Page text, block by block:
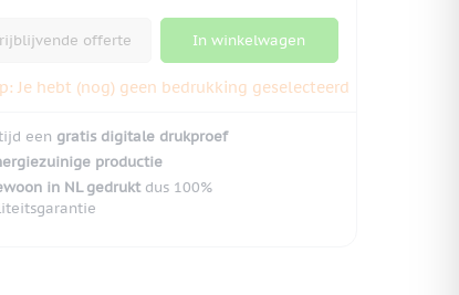
offerte In winkelwagen
Je hebt (nog) geen bedrukking geselecteerd
een gratis digitale drukproef
productie
in NL gedruktdus 100%